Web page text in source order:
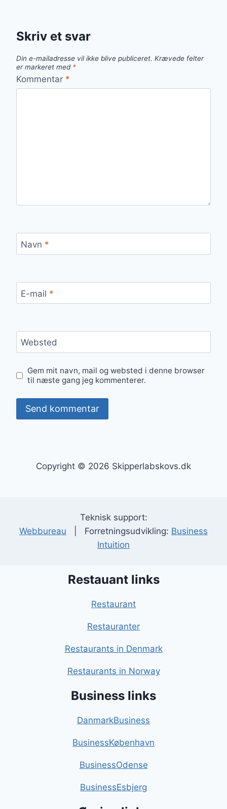
Skriv et svar
Din e-mailadresse vil ikke blive publiceret. Krævede felter
er markeret med *
Kommentar *
Navn *
E-mail *
Websted
Gem mit navn, mail og websted i denne browser
til næste gang jeg kommenterer.
Copyright © 2026 Skipperlabskovs.dk
Teknisk support:
Webbureau | Forretningsudvikling: Business
Intuition
Restauant links
Restaurant
Restauranter
Restaurants in Denmark
Restaurants in Norway
Business links
DanmarkBusiness
BusinessKøbenhavn
BusinessOdense
BusinessEsbjerg